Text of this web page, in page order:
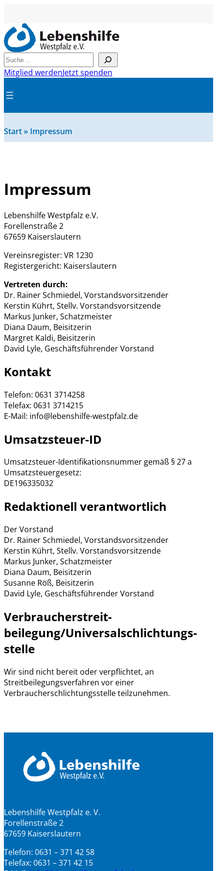
Suchen
Mitglied werdenJetzt spenden
Start» Impressum
Impressum
Lebenshilfe Westpfalz e.V.
Forellenstraße 2
67659 Kaiserslautern
Vereinsregister: VR 1230
Registergericht: Kaiserslautern
Vertreten durch:
Dr. Rainer Schmiedel, Vorstandsvorsitzender
Kerstin Kührt, Stellv. Vorstandsvorsitzende
Markus Junker, Schatzmeister
Diana Daum, Beisitzerin
Margret Kaldi, Beisitzerin
David Lyle, Geschäftsführender Vorstand
Kontakt
Telefon: 0631 3714258
Telefax: 0631 3714215
E-Mail: info@lebenshilfe-westpfalz.de
Umsatzsteuer-ID
Umsatzsteuer-Identifikationsnummer gemäß § 27 a
Umsatzsteuergesetz:
DE196335032
Redaktionell verantwortlich
Der Vorstand
Dr. Rainer Schmiedel, Vorstandsvorsitzender
Kerstin Kührt, Stellv. Vorstandsvorsitzende
Markus Junker, Schatzmeister
Diana Daum, Beisitzerin
Susanne Röß, Beisitzerin
David Lyle, Geschäftsführender Vorstand
Verbraucher­streit­
beilegung/Universal­schlichtungs­
stelle
Wir sind nicht bereit oder verpflichtet, an
Streitbeilegungsverfahren vor einer
Verbraucherschlichtungsstelle teilzunehmen.
Lebenshilfe Westpfalz e. V.
Forellenstraße 2
67659 Kaiserslautern
Telefon: 0631 – 371 42 58
Telefax: 0631 – 371 42 15